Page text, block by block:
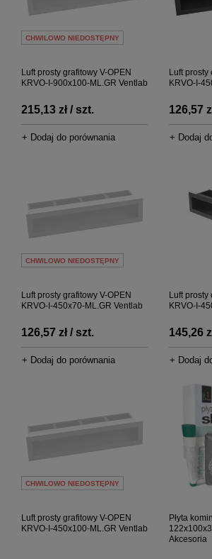
CHWILOWO NIEDOSTĘPNY
Luft prosty grafitowy V-OPEN
KRVO-I-900x100-ML.GR Ventlab
215,13 zł / szt.
+ Dodaj do porównania
Luft prosty
KRVO-I-
126,57
+ Dodaj
CHWILOWO NIEDOSTĘPNY
Luft prosty grafitowy V-OPEN
KRVO-I-450x70-ML.GR Ventlab
126,57 zł / szt.
+ Dodaj do porównania
Luft prosty
KRVO-I-
145,26
+ Dodaj
CHWILOWO NIEDOSTĘPNY
Luft prosty grafitowy V-OPEN
KRVO-I-450x100-ML.GR Ventlab
Płyta
Akcesoria